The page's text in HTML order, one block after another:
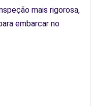
mais rigorosa,
embarcar no